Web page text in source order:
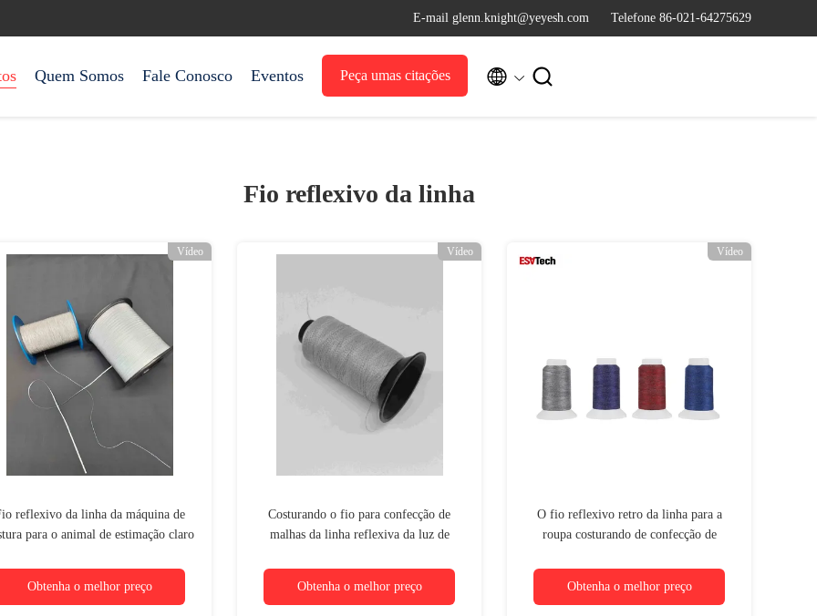
E-mail glenn.knight@yeyesh.com Telefone 86-021-64275629
Quem Somos Fale Conosco Eventos Peça umas citações  
Fio reflexivo da linha
Vídeo
reflexivo da linha da máquina de
para o animal de estimação claro
Obtenha o melhor preço
Vídeo
Costurando o fio para confecção de
malhas da linha reflexiva da luz de
Obtenha o melhor preço
Vídeo
O fio reflexivo retro da linha para a
roupa costurando de confecção de
Obtenha o melhor preço